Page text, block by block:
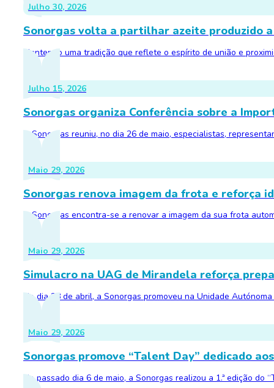
Julho 30, 2026
Sonorgas volta a partilhar azeite produzido
Mantendo uma tradição que reflete o espírito de união e
Julho 15, 2026
Sonorgas organiza Conferência sobre a
A Sonorgas reuniu, no dia 26 de maio, especialistas,
Maio 29, 2026
Sonorgas renova imagem da frota e reforça
A Sonorgas encontra-se a renovar a imagem da sua frota
Maio 29, 2026
Simulacro na UAG de Mirandela reforça
No dia 28 de abril, a Sonorgas promoveu na Unidade
Maio 29, 2026
Sonorgas promove “Talent Day” dedicado
No passado dia 6 de maio, a Sonorgas realizou a 1.ª edição